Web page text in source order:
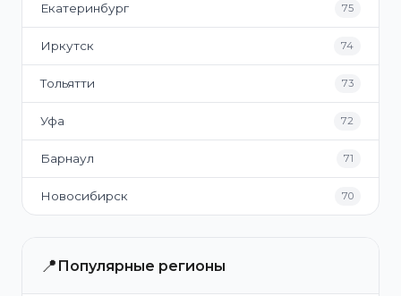
Екатеринбург 75
Иркутск 74
Тольятти 73
Уфа 72
Барнаул 71
Новосибирск 70
📍 Популярные регионы